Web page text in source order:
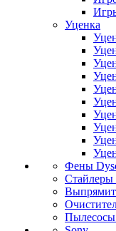
Уценка
Фены
Стайлеры
Пылесосы